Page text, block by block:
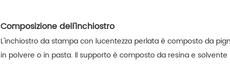
Composizione dell'inchiostro
L'inchiostro da stampa con lucentezza perlata è composto da
in polvere o in pasta. Il supporto è composto da resina e